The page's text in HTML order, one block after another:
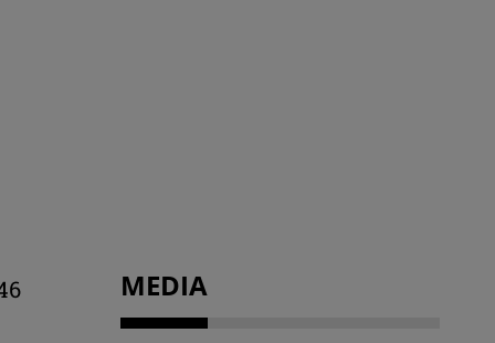
MEDIA